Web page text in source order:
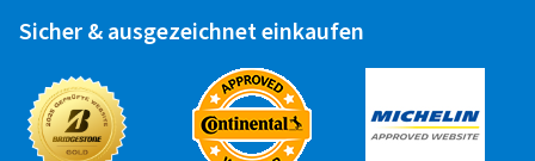
Stahlfelge 14" - 17"
Runflat Aufpreis
Sicher & ausgezeichnet einkaufen